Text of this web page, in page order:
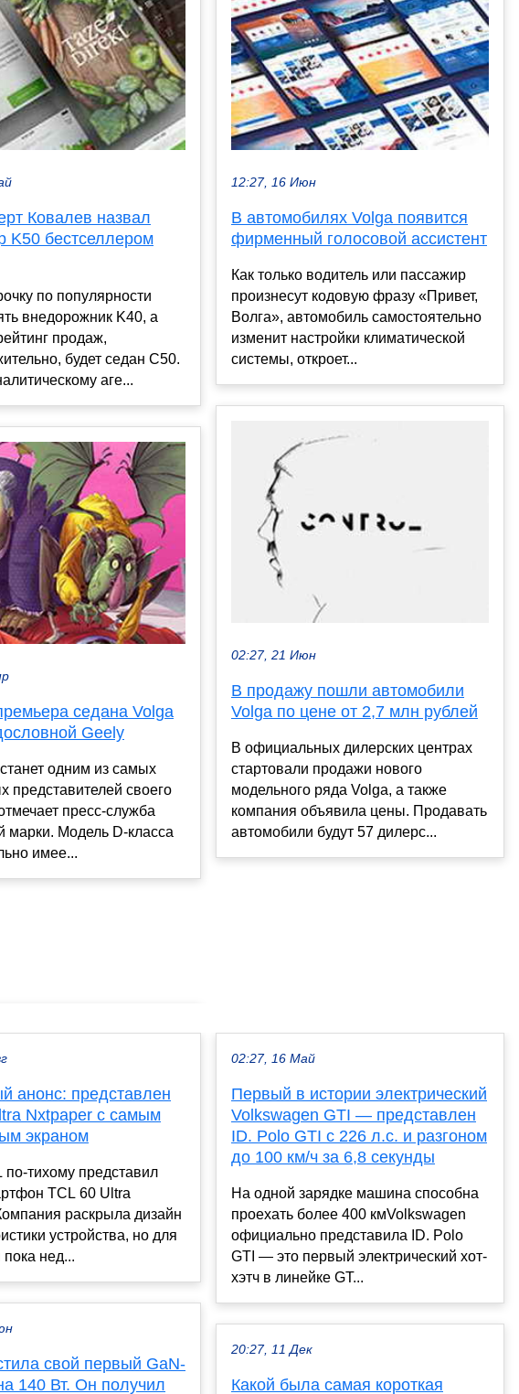
Ковалев назвал
K50 бестселлером
по популярности
внедорожник K40, а
продаж,
будет седан C50.
аге...
седана Volga
Geely
одним из самых
представителей своего
пресс-служба
марки. Модель D-класса
имее...
12:27, 16 Июн
В автомобилях Volga появится
фирменный голосовой ассистент
Как только водитель или пассажир
произнесут кодовую фразу «Привет,
Волга», автомобиль самостоятельно
изменит настройки климатической
системы, откроет...
02:27, 21 Июн
В продажу пошли автомобили
Volga по цене от 2,7 млн рублей
В официальных дилерских центрах
стартовали продажи нового
модельного ряда Volga, а также
компания объявила цены. Продавать
автомобили будут 57 дилерс...
анонс: представлен
Nxtpaper с самым
экраном
по-тихому представил
TCL 60 Ultra
раскрыла дизайн
устройства, но для
пока нед...
свой первый GaN-
140 Вт. Он получил
02:27, 16 Май
Первый в истории электрический
Volkswagen GTI — представлен
ID. Polo GTI с 226 л.с. и разгоном
до 100 км/ч за 6,8 секунды
На одной зарядке машина способна
проехать более 400 кмVolkswagen
официально представила ID. Polo
GTI — это первый электрический хот-
хэтч в линейке GT...
20:27, 11 Дек
Какой была самая короткая